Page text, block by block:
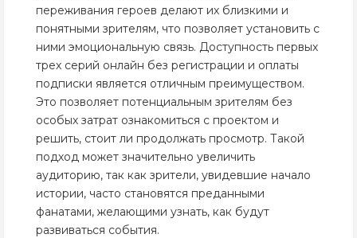
переживания героев делают их близкими и
понятными зрителям, что позволяет установить с
ними эмоциональную связь. Доступность первых
трех серий онлайн без регистрации и оплаты
подписки является отличным преимуществом.
Это позволяет потенциальным зрителям без
особых затрат ознакомиться с проектом и
решить, стоит ли продолжать просмотр. Такой
подход может значительно увеличить
аудиторию, так как зрители, увидевшие начало
истории, часто становятся преданными
фанатами, желающими узнать, как будут
развиваться события.